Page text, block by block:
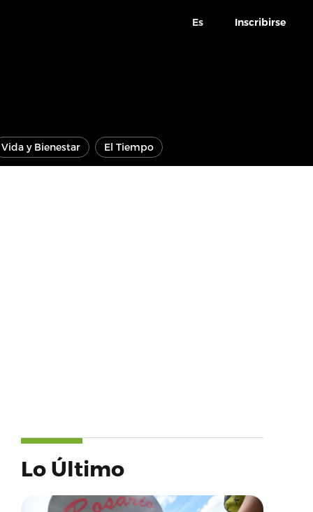
Es Inscribirse
Vida y Bienestar El Tiempo
Lo Último